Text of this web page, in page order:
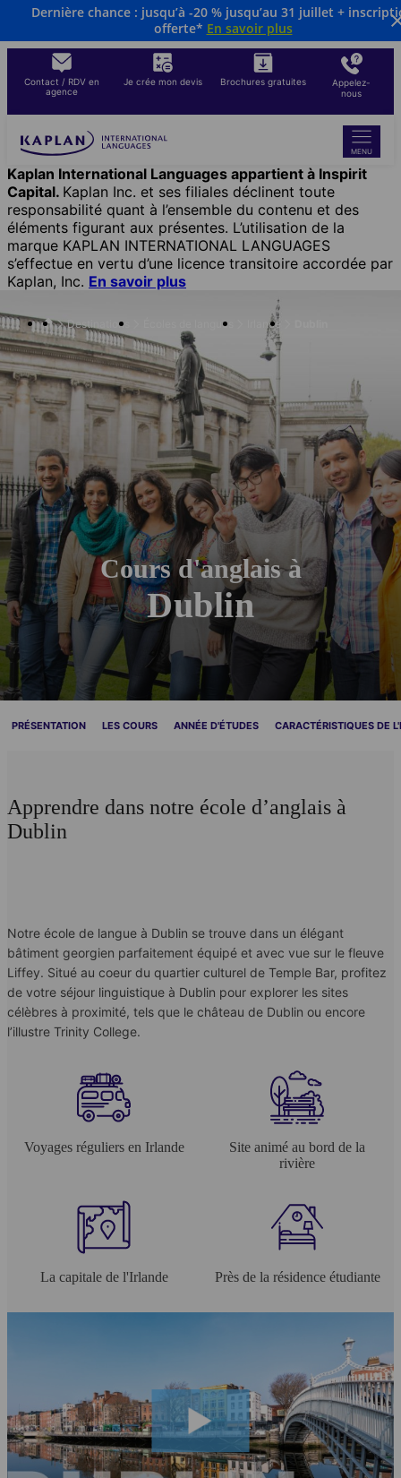
Aller
contenu
principal
Contact / RDV en
agence
Je crée mon devis Brochures gratuites
Appelez-
nous
MENU
Kaplan International Languages appartient à Inspirit
Capital. Kaplan Inc. et ses filiales déclinent toute
responsabilité quant à l’ensemble du contenu et des
éléments figurant aux présentes. L’utilisation de la
marque KAPLAN INTERNATIONAL LANGUAGES
s’effectue en vertu d’une licence transitoire accordée par
Kaplan, Inc. En savoir plus
Dernière chance : jusqu’à -20 % jusqu’au 31 juillet +
offerte* En savoir plus
Destinations Écoles de langues Irlande
Cours d'anglais à
Dublin
PRÉSENTATION LES COURS ANNÉE D'ÉTUDES CARACTÉRISTIQUES DE
Apprendre dans notre école d’anglais à
Dublin
Notre école de langue à Dublin se trouve dans un élégant
bâtiment georgien parfaitement équipé et avec vue sur le fleuve
Liffey. Situé au coeur du quartier culturel de Temple Bar, profitez
de votre séjour linguistique à Dublin pour explorer les sites
célèbres à proximité, tels que le château de Dublin ou encore
l’illustre Trinity College.
Voyages réguliers en Irlande
Site animé au bord de la
rivière
La capitale de l'Irlande Près de la résidence étudiante